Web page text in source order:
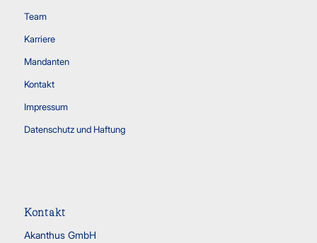
Team
Karriere
Mandanten
Kontakt
Impressum
Datenschutz und Haftung
Kontakt
Akanthus GmbH